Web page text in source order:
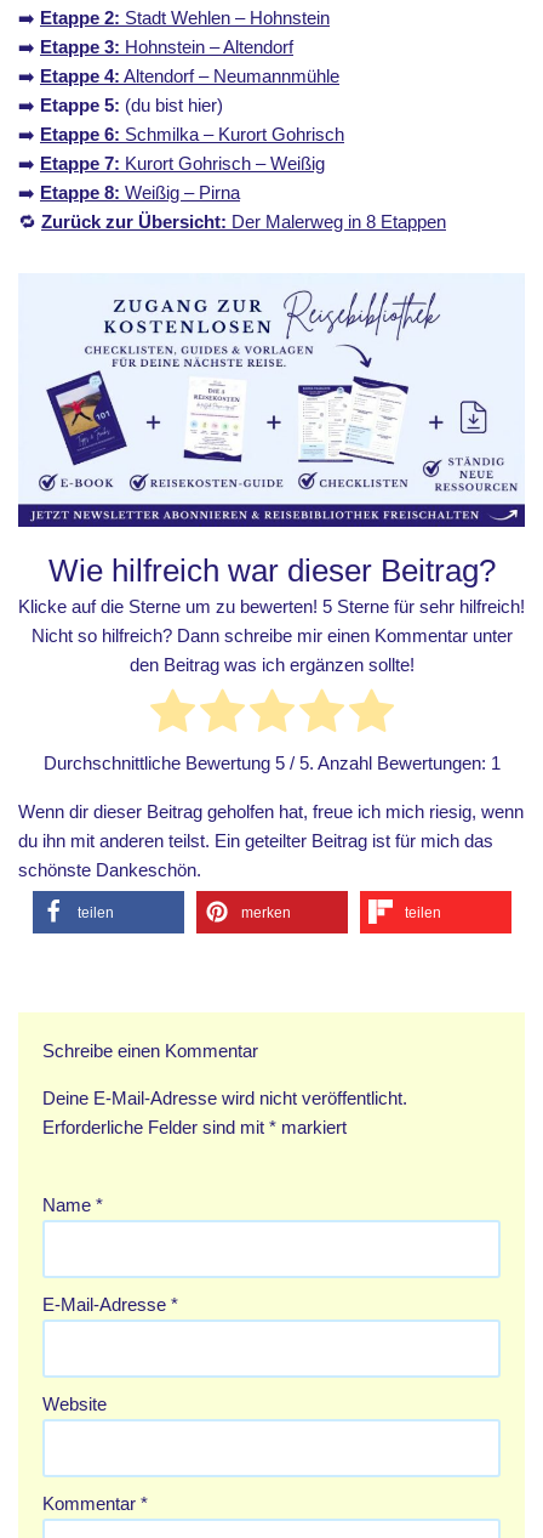
➡️ Etappe 2: Stadt Wehlen – Hohnstein
➡️ Etappe 3: Hohnstein – Altendorf
➡️ Etappe 4: Altendorf – Neumannmühle
➡️ Etappe 5: (du bist hier)
➡️ Etappe 6: Schmilka – Kurort Gohrisch
➡️ Etappe 7: Kurort Gohrisch – Weißig
➡️ Etappe 8: Weißig – Pirna
🔁 Zurück zur Übersicht: Der Malerweg in 8 Etappen
Wie hilfreich war dieser Beitrag?
Klicke auf die Sterne um zu bewerten! 5 Sterne für sehr hilfreich!
Nicht so hilfreich? Dann schreibe mir einen Kommentar unter
den Beitrag was ich ergänzen sollte!
Durchschnittliche Bewertung 5/ 5. Anzahl Bewertungen: 1
Wenn dir dieser Beitrag geholfen hat, freue ich mich riesig, wenn
du ihn mit anderen teilst. Ein geteilter Beitrag ist für mich das
schönste Dankeschön.
teilen merken teilen
Schreibe einen Kommentar
Deine E-Mail-Adresse wird nicht veröffentlicht.
Erforderliche Felder sind mit * markiert
Name *
E-Mail-Adresse *
Website
Kommentar *